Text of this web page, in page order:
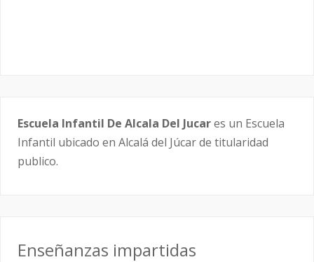
Escuela Infantil De Alcala Del Jucares un Escuela
Infantil ubicado en Alcalá del Júcar de titularidad
publico.
Enseñanzas impartidas